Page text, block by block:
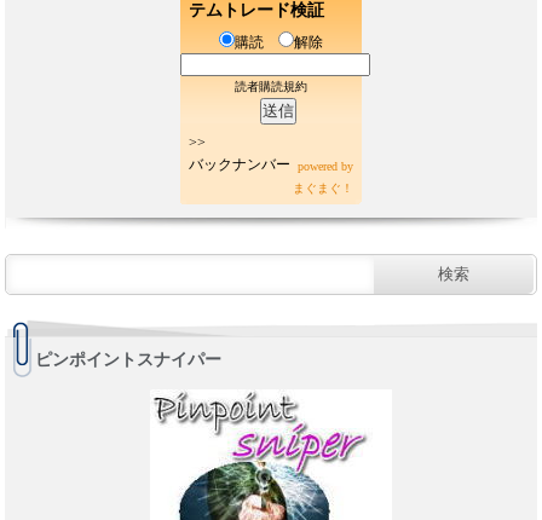
テムトレード検証
購読 解除
読者購読規約
>>
バックナンバー
powered by
まぐまぐ！
ピンポイントスナイパー